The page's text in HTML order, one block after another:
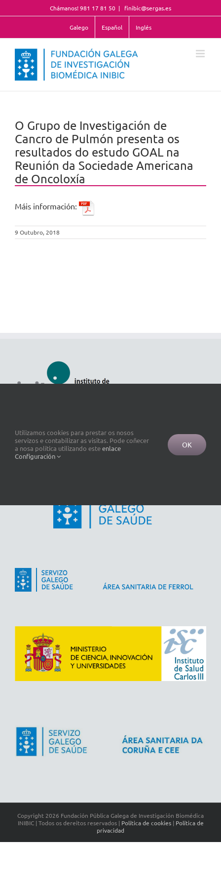
to
Chámanos! 981 17 81 50 | finibic@sergas.es
Galego Español Inglés
O Grupo de Investigación de
Cancro de Pulmón presenta os
resultados do estudo GOAL na
Reunión da Sociedade Americana
de Oncoloxía
Máis información:
9 Outubro, 2018
Copyright 2026 Fundación Pública Galega de Investigación Biomédica
INIBIC | Todos os dereitos reservados | Política de cookies| Política de
privacidad
Utilizamos cookies para prestar os nosos
servizos e contabilizar as visitas. Pode coñecer
a nosa política utilizando esteenlace
Configuración
OK